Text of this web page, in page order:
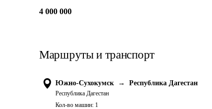
4 000 000
Маршруты и транспорт
Южно-Сухокумск →
Республика Дагестан
Республика Дагестан
Кол-во машин: 1